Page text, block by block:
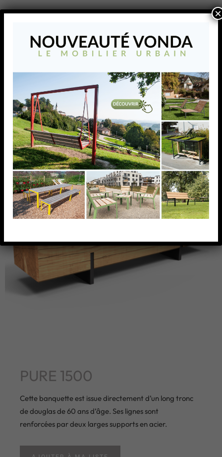
Le tabouret de la gamme Pure décoratif &
AJOUTER À MA LISTE
PURE 1500
Cette banquette est issue directement d’un long tronc
de douglas de 60 ans d’âge. Ses lignes sont
renforcées par deux larges supports en acier.
×